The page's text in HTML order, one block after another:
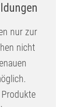
nur zur
nicht